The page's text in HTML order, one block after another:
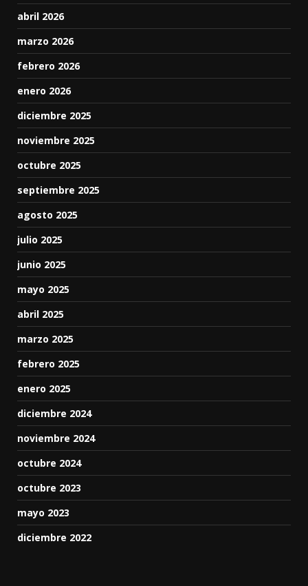
abril 2026
marzo 2026
febrero 2026
enero 2026
diciembre 2025
noviembre 2025
octubre 2025
septiembre 2025
agosto 2025
julio 2025
junio 2025
mayo 2025
abril 2025
marzo 2025
febrero 2025
enero 2025
diciembre 2024
noviembre 2024
octubre 2024
octubre 2023
mayo 2023
diciembre 2022